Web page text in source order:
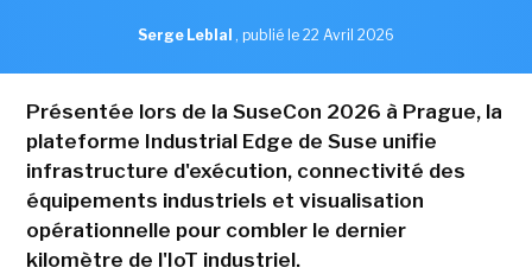
Serge Leblal , publié le 22 Avril 2026
Présentée lors de la SuseCon 2026 à Prague, la
plateforme Industrial Edge de Suse unifie
infrastructure d'exécution, connectivité des
équipements industriels et visualisation
opérationnelle pour combler le dernier
kilomètre de l'IoT industriel.